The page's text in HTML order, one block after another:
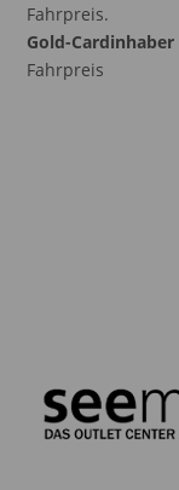
Fahrpreis.
Gold-Cardinhaber
Fahrpreis